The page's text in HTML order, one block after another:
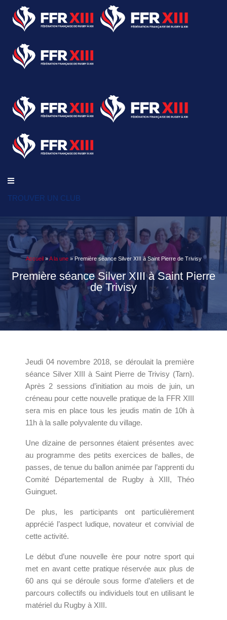
TROUVER UN CLUB
Accueil»A la une» Première séance Silver XIII à Saint Pierre de Trivisy
Première séance Silver XIII à Saint Pierre
de Trivisy
Jeudi 04 novembre 2018, se déroulait la première
séance Silver XIII à Saint Pierre de Trivisy (Tarn).
Après 2 sessions d’initiation au mois de juin, un
créneau pour cette nouvelle pratique de la FFR XIII
sera mis en place tous les jeudis matin de 10h à
11h à la salle polyvalente du village.
Une dizaine de personnes étaient présentes avec
au programme des petits exercices de balles, de
passes, de tenue du ballon animée par l’apprenti du
Comité Départemental de Rugby à XIII, Théo
Guinguet.
De plus, les participants ont particulièrement
apprécié l’aspect ludique, novateur et convivial de
cette activité.
Le début d’une nouvelle ère pour notre sport qui
met en avant cette pratique réservée aux plus de
60 ans qui se déroule sous forme d’ateliers et de
parcours collectifs ou individuels tout en utilisant le
matériel du Rugby à XIII.